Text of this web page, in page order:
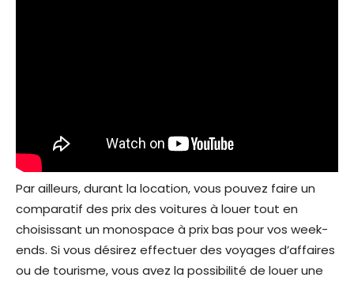
Par ailleurs, durant la location, vous pouvez faire un
comparatif des prix des voitures à louer tout en
choisissant un monospace à prix bas pour vos week-
ends. Si vous désirez effectuer des voyages d’affaires
ou de tourisme, vous avez la possibilité de louer une